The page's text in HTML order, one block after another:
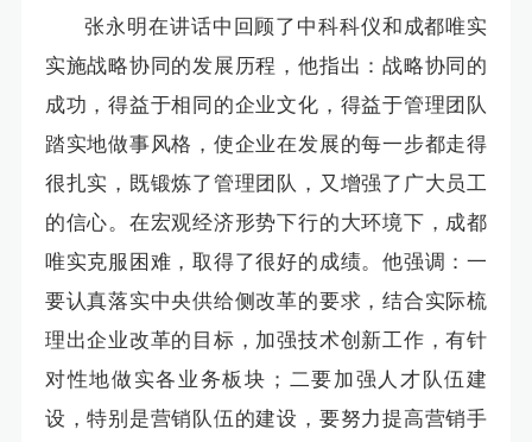
张永明在讲话中回顾了中科科仪和成都唯实
实施战略协同的发展历程，他指出：战略协同的
成功，得益于相同的企业文化，得益于管理团队
踏实地做事风格，使企业在发展的每一步都走得
很扎实，既锻炼了管理团队，又增强了广大员工
的信心。在宏观经济形势下行的大环境下，成都
唯实克服困难，取得了很好的成绩。他强调：一
要认真落实中央供给侧改革的要求，结合实际梳
理出企业改革的目标，加强技术创新工作，有针
对性地做实各业务板块；二要加强人才队伍建
设，特别是营销队伍的建设，要努力提高营销手